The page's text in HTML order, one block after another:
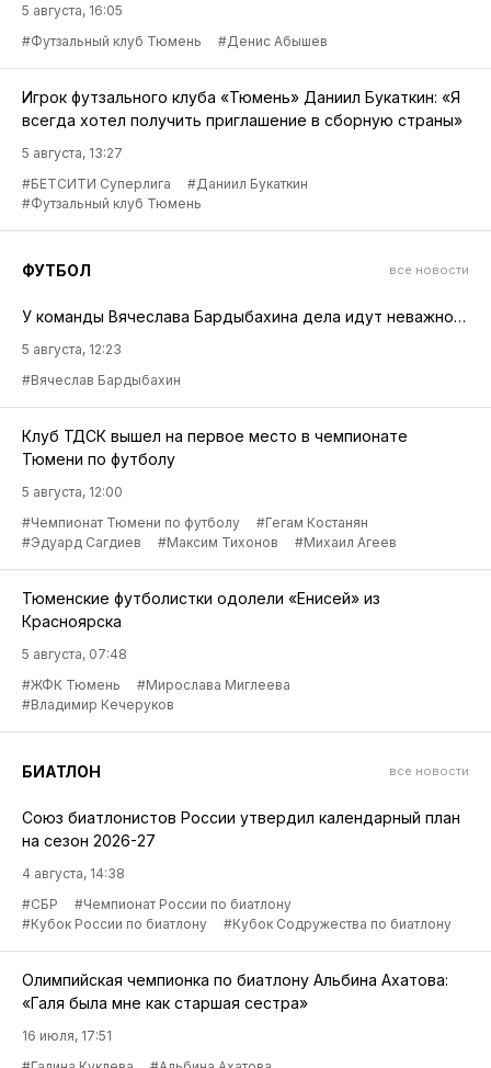
5 августа, 16:05
#Футзальный клуб Тюмень
#Денис Абышев
Игрок футзального клуба «Тюмень» Даниил Букаткин: «Я
всегда хотел получить приглашение в сборную страны»
5 августа, 13:27
#БЕТСИТИ Суперлига
#Даниил Букаткин
#Футзальный клуб Тюмень
ФУТБОЛ все новости
У команды Вячеслава Бардыбахина дела идут неважно…
5 августа, 12:23
#Вячеслав Бардыбахин
Клуб ТДСК вышел на первое место в чемпионате
Тюмени по футболу
5 августа, 12:00
#Чемпионат Тюмени по футболу
#Гегам Костанян
#Эдуард Сагдиев
#Максим Тихонов #Михаил Агеев
Тюменские футболистки одолели «Енисей» из
Красноярска
5 августа, 07:48
#ЖФК Тюмень
#Мирослава Миглеева
#Владимир Кечеруков
БИАТЛОН все новости
Союз биатлонистов России утвердил календарный план
на сезон 2026-27
4 августа, 14:38
#СБР
#Чемпионат России по биатлону
#Кубок России по биатлону
#Кубок Содружества по биатлону
Олимпийская чемпионка по биатлону Альбина Ахатова:
«Галя была мне как старшая сестра»
16 июля, 17:51